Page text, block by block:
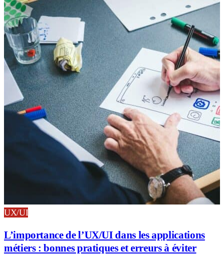
UX/UI
L’importance de l’UX/UI dans les applications
métiers : bonnes pratiques et erreurs à éviter